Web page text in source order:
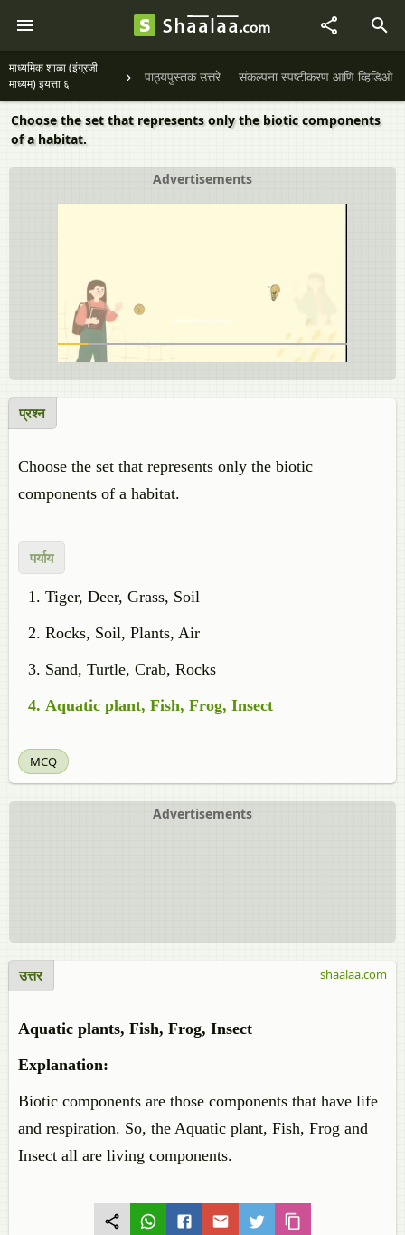
माध्यमिक शाळा (इंग्रजी
माध्यम) इयत्ता ६
पाठ्यपुस्तक उत्तरे संकल्पना स्पष्टीकरण आणि व्हिडिओ
Choose the set that represents only the biotic components
of a habitat.
Advertisements
प्रश्न
Choose the set that represents only the biotic
components of a habitat.
पर्याय
Tiger, Deer, Grass, Soil
Rocks, Soil, Plants, Air
Sand, Turtle, Crab, Rocks
Aquatic plant, Fish, Frog, Insect
MCQ
Advertisements
उत्तर
Aquatic plants, Fish, Frog, Insect
Explanation:
Biotic components are those components that have life
and respiration. So, the Aquatic plant, Fish, Frog and
Insect all are living components.
shaalaa.com